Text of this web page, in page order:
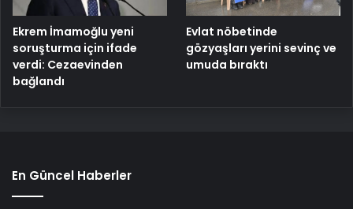
Ekrem İmamoğlu yeni
soruşturma için ifade
verdi: Cezaevinden
bağlandı
Evlat nöbetinde
gözyaşları yerini sevinç ve
umuda bıraktı
En Güncel Haberler